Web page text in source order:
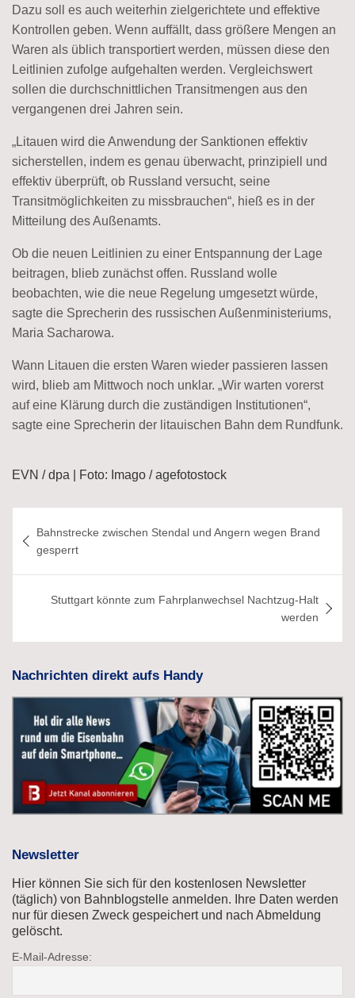
Dazu soll es auch weiterhin zielgerichtete und effektive
Kontrollen geben. Wenn auffällt, dass größere Mengen an
Waren als üblich transportiert werden, müssen diese den
Leitlinien zufolge aufgehalten werden. Vergleichswert
sollen die durchschnittlichen Transitmengen aus den
vergangenen drei Jahren sein.
„Litauen wird die Anwendung der Sanktionen effektiv
sicherstellen, indem es genau überwacht, prinzipiell und
effektiv überprüft, ob Russland versucht, seine
Transitmöglichkeiten zu missbrauchen“, hieß es in der
Mitteilung des Außenamts.
Ob die neuen Leitlinien zu einer Entspannung der Lage
beitragen, blieb zunächst offen. Russland wolle
beobachten, wie die neue Regelung umgesetzt würde,
sagte die Sprecherin des russischen Außenministeriums,
Maria Sacharowa.
Wann Litauen die ersten Waren wieder passieren lassen
wird, blieb am Mittwoch noch unklar. „Wir warten vorerst
auf eine Klärung durch die zuständigen Institutionen“,
sagte eine Sprecherin der litauischen Bahn dem Rundfunk.
EVN / dpa | Foto: Imago / agefotostock
Bahnstrecke zwischen Stendal und Angern wegen Brand
gesperrt
Stuttgart könnte zum Fahrplanwechsel Nachtzug-Halt
werden
Nachrichten direkt aufs Handy
Newsletter
Hier können Sie sich für den kostenlosen Newsletter
(täglich) von Bahnblogstelle anmelden. Ihre Daten werden
nur für diesen Zweck gespeichert und nach Abmeldung
gelöscht.
E-Mail-Adresse: